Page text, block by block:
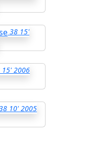
38 15'
15' 2006
10' 2005